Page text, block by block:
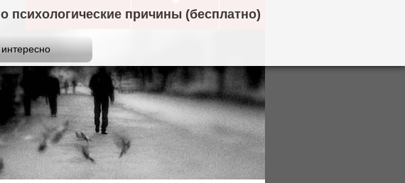
психологические причины (бесплатно)
Просьбы о помощи Отзывы о сайте Форум